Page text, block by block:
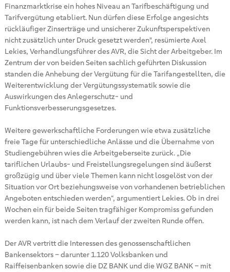
Finanzmarktkrise ein hohes Niveau an Tarifbeschäftigung und
Tarifvergütung etabliert. Nun dürfen diese Erfolge angesichts
rückläufiger Zinserträge und unsicherer Zukunftsperspektiven
nicht zusätzlich unter Druck gesetzt werden", resümierte Axel
Lekies, Verhandlungsführer des AVR, die Sicht der Arbeitgeber. Im
Zentrum der von beiden Seiten sachlich geführten Diskussion
standen die Anhebung der Vergütung für die Tarifangestellten, die
Weiterentwicklung der Vergütungssystematik sowie die
Auswirkungen des Anlegerschutz- und
Funktionsverbesserungsgesetzes.
Weitere gewerkschaftliche Forderungen wie etwa zusätzliche
freie Tage für unterschiedliche Anlässe und die Übernahme von
Studiengebühren wies die Arbeitgeberseite zurück. „Die
tariflichen Urlaubs- und Freistellungsregelungen sind äußerst
großzügig und über viele Themen kann nicht losgelöst von der
Situation vor Ort beziehungsweise von vorhandenen betrieblichen
Angeboten entschieden werden“, argumentiert Lekies. Ob in drei
Wochen ein für beide Seiten tragfähiger Kompromiss gefunden
werden kann, ist nach dem Verlauf der zweiten Runde offen.
Der AVR vertritt die Interessen des genossenschaftlichen
Bankensektors – darunter 1.120 Volksbanken und
Raiffeisenbanken sowie die DZ BANK und die WGZ BANK – mit